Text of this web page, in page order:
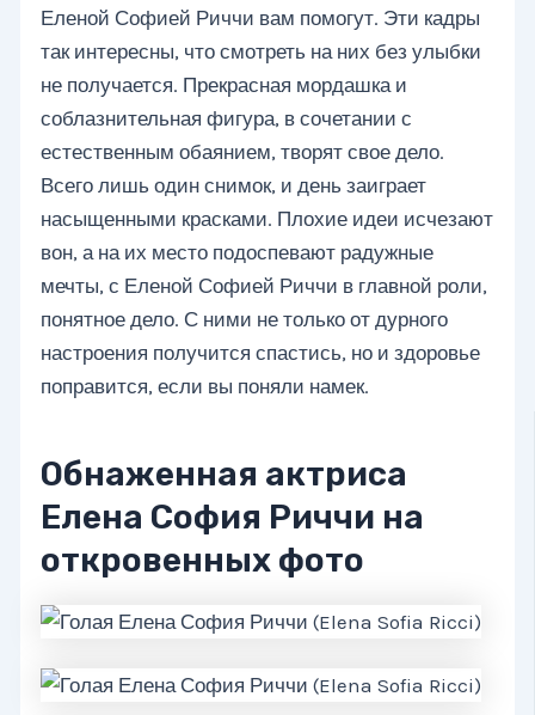
Еленой Софией Риччи вам помогут. Эти кадры
так интересны, что смотреть на них без улыбки
не получается. Прекрасная мордашка и
соблазнительная фигура, в сочетании с
естественным обаянием, творят свое дело.
Всего лишь один снимок, и день заиграет
насыщенными красками. Плохие идеи исчезают
вон, а на их место подоспевают радужные
мечты, с Еленой Софией Риччи в главной роли,
понятное дело. С ними не только от дурного
настроения получится спастись, но и здоровье
поправится, если вы поняли намек.
Обнаженная актриса
Елена София Риччи на
откровенных фото